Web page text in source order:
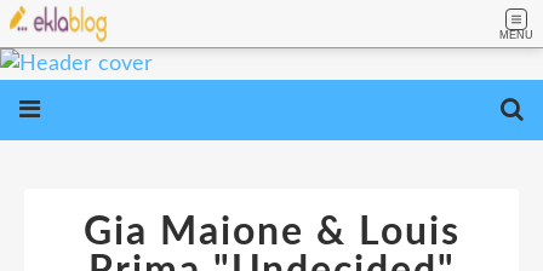
MENU
Gia Maione & Louis